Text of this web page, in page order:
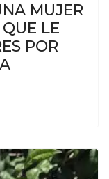
MUJER
LE
POR